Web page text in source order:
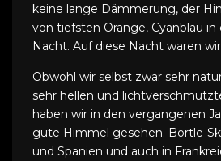
keine lange Dämmerung, der
von tiefsten Orange, Cyanblau
Nacht. Auf diese Nacht waren
Obwohl wir selbst zwar sehr
sehr hellen und
haben wir in den vergangenen
gute Himmel gesehen. Bortle-
und Spanien und auch in